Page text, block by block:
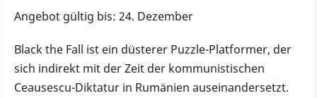
Angebot gültig bis: 24. Dezember
Black the Fall ist ein düsterer Puzzle-Platformer, der
sich indirekt mit der Zeit der kommunistischen
Ceausescu-Diktatur in Rumänien auseinandersetzt.